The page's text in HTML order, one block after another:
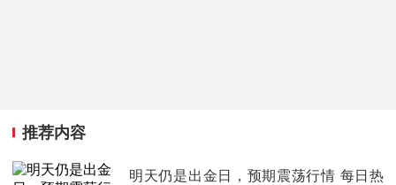
推荐内容
明天仍是出金日，预期震荡行情 每日热